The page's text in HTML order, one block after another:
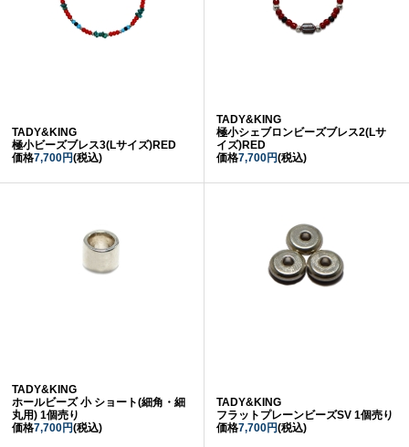
TADY&KING
極小ビーズブレス3(Lサイズ)RED
価格7,700円(税込)
TADY&KING
極小シェブロンビーズブレス2(Lサ
イズ)RED
価格7,700円(税込)
TADY&KING
ホールビーズ 小 ショート(細角・細
丸用) 1個売り
価格7,700円(税込)
TADY&KING
フラットプレーンビーズSV 1個売り
価格7,700円(税込)